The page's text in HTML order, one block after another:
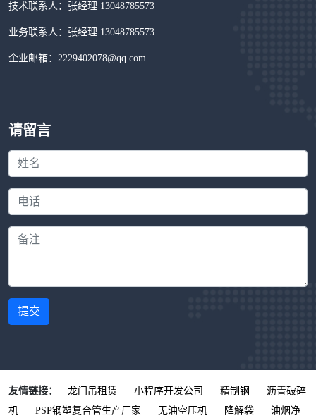
技术联系人：张经理 13048785573
业务联系人：张经理 13048785573
企业邮箱：2229402078@qq.com
请留言
提交
友情链接： 龙门吊租赁 小程序开发公司 精制钢
沥青破碎
机
PSP钢塑复合管生产厂家 无油空压机 降解袋 油烟净